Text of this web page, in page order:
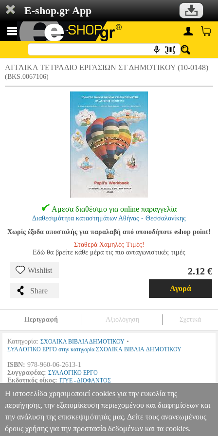
E-shop.gr App
ΑΓΓΛΙΚΑ ΤΕΤΡΑΔΙΟ ΕΡΓΑΣΙΩΝ ΣΤ ΔΗΜΟΤΙΚΟΥ (10-0148)
(BKS.0067106)
Αμεσα διαθέσιμο για online παραγγελία
Διαθεσιμότητα καταστημάτων Αθήνας - Θεσσαλονίκης
Χωρίς έξοδα αποστολής για παραλαβή από οποιοδήποτε eshop point!
Σταθερά Χαμηλές Τιμές!
Εδώ θα βρείτε κάθε μέρα τις πιο ανταγωνιστικές τιμές
Wishlist
Share
2.12 €
Αγορά
Περιγραφή Αξιολόγηση Σχετικά
Κατηγορία: ΣΧΟΛΙΚΑ ΒΙΒΛΙΑ ΔΗΜΟΤΙΚΟΥ •
ΣΥΛΛΟΓΙΚΟ ΕΡΓΟ στην κατηγορία ΣΧΟΛΙΚΑ ΒΙΒΛΙΑ ΔΗΜΟΤΙΚΟΥ
ISBN: 978-960-06-2613-1
Συγγραφέας: ΣΥΛΛΟΓΙΚΟ ΕΡΓΟ
Εκδοτικός οίκος: ΙΤΥΕ - ΔΙΟΦΑΝΤΟΣ
Διαστάσεις:21Χ28
Ημερομηνία Έκδοσης: 2012
ΑΓΓΛΙΚΑ ΤΕΤΡΑΔΙΟ ΕΡΓΑΣΙΩΝ ΣΤ ΔΗΜΟΤΙΚΟΥ (10-0148)
BKS.0067106 BKS.0067106 ΣΥΛΛΟΓΙΚΟ ΕΡΓΟ ΣΥΛΛΟΓΙΚΟ
Η ιστοσελίδα χρησιμοποιεί cookies για την ευκολία της
περιήγησης, την εξατομίκευση περιεχομένου και διαφημίσεων και
την ανάλυση της επισκεψιμότητάς μας. Δείτε τους ανανεωμένους
όρους χρήσης για την προστασία δεδομένων και τα cookies.